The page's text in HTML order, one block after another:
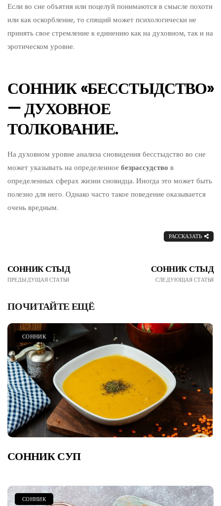
Если во сне объятия или поцелуй понимаются в смысле похоти
или как оскорбление, то спящий может психологически не
принять свое стремление к единению как на духовном, так и на
эротическом уровне.
СОННИК «БЕССТЫДСТВО»
— ДУХОВНОЕ
ТОЛКОВАНИЕ.
На духовном уровне анализа сновидения бесстыдство во сне
может указывать на определенное безрассудство в
определенных сферах жизни сновидца. Иногда это может быть
полезно для него. Однако часто такое поведение оказывается
очень вредным.
РАССКАЗАТЬ
СОННИК СТЫД
ПРЕДЫДУЩАЯ СТАТЬЯ
СОННИК СТЫД
СЛЕДУЮЩАЯ СТАТЬЯ
ПОЧИТАЙТЕ ЕЩЁ
СОННИК
СОННИК СУП
СОННИК